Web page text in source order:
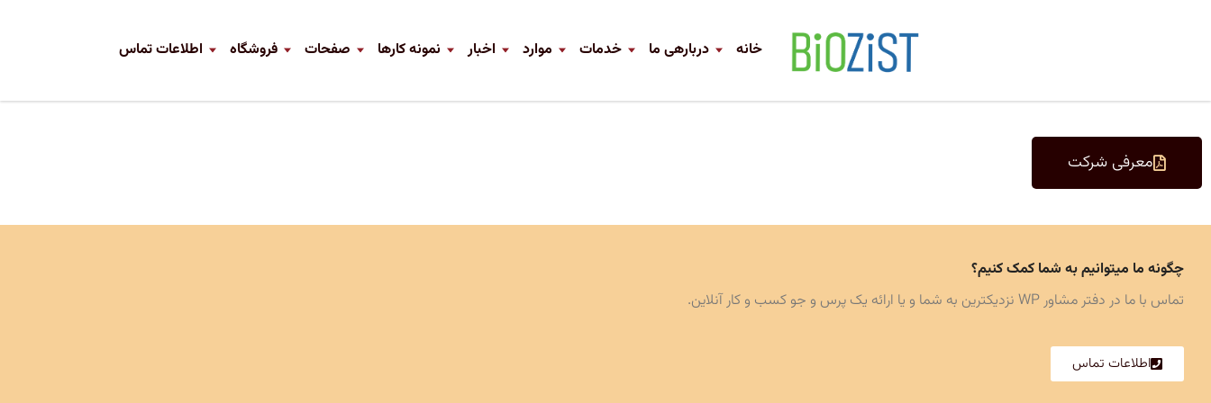
خانه دربارهی ما خدمات موارد اخبار نمونه کارها صفحات فروشگاه اطلاعات تماس
معرفی شرکت
چگونه ما میتوانیم به شما کمک کنیم؟
تماس با ما در دفتر مشاور WP نزدیکترین به شما و یا ارائه یک پرس و جو کسب و کار آنلاین.
اطلاعات تماس